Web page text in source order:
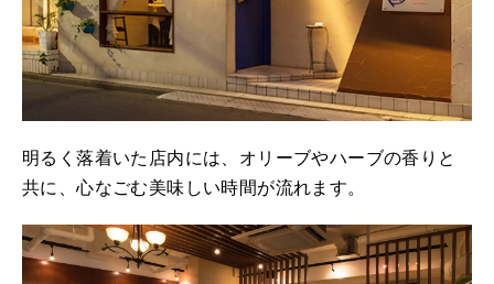
明るく落着いた店内には、オリーブやハーブの香りと
共に、心なごむ美味しい時間が流れます。